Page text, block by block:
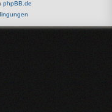
phpBB.de